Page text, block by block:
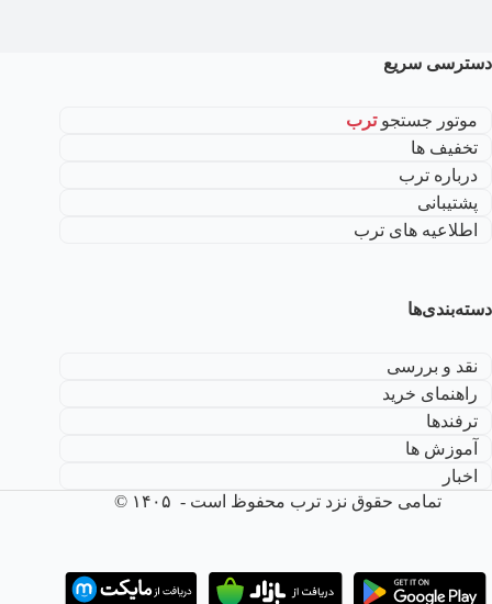
دسترسی سریع
موتور جستجوترب
تخفیف ها
درباره ترب
پشتیبانی
اطلاعیه های ترب
دسته‌بندی‌ها
نقد و بررسی
راهنمای خرید
ترفندها
آموزش ها
اخبار
تمامی حقوق نزد ترب محفوظ است - ۱۴۰۵ ©